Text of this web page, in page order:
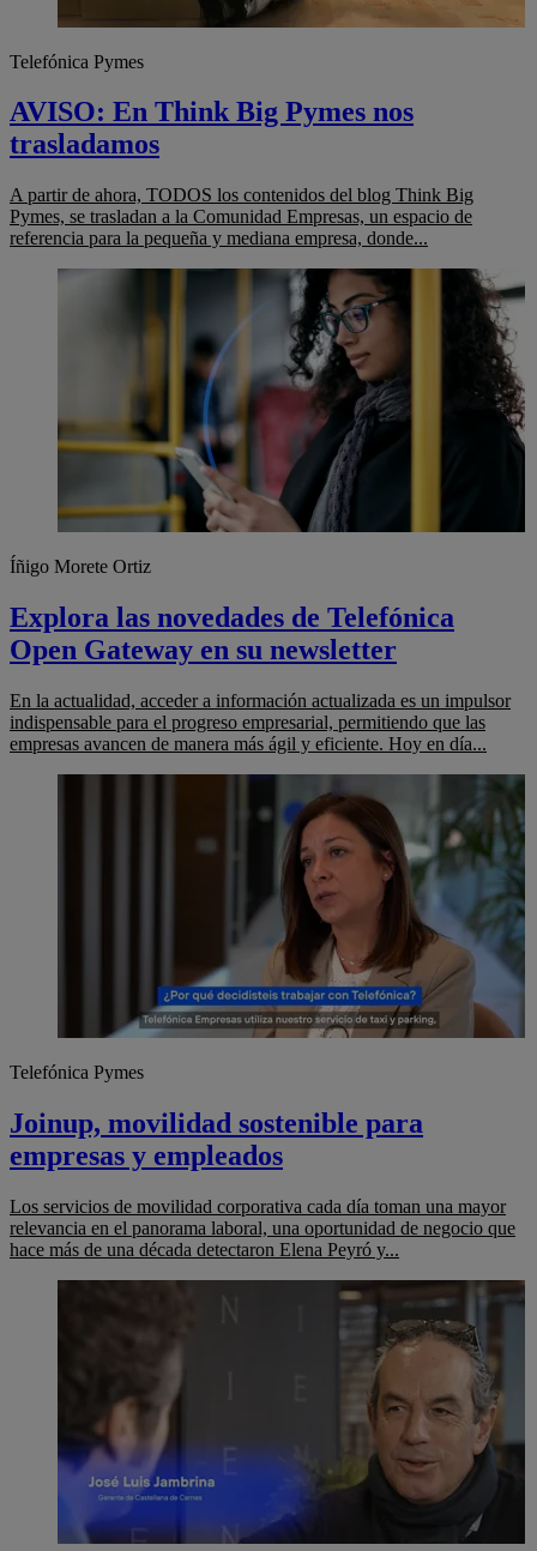
Telefónica Pymes
AVISO: En Think Big Pymes nos
trasladamos
A partir de ahora, TODOS los contenidos del blog Think Big
Pymes, se trasladan a la Comunidad Empresas, un espacio de
referencia para la pequeña y mediana empresa, donde...
Íñigo Morete Ortiz
Explora las novedades de Telefónica
Open Gateway en su newsletter
En la actualidad, acceder a información actualizada es un impulsor
indispensable para el progreso empresarial, permitiendo que las
empresas avancen de manera más ágil y eficiente. Hoy en día...
Telefónica Pymes
Joinup, movilidad sostenible para
empresas y empleados
Los servicios de movilidad corporativa cada día toman una mayor
relevancia en el panorama laboral, una oportunidad de negocio que
hace más de una década detectaron Elena Peyró y...